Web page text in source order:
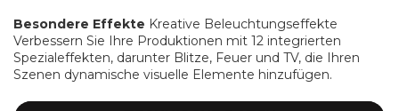
Besondere Effekte Kreative Beleuchtungseffekte
Verbessern Sie Ihre Produktionen mit 12 integrierten
Spezialeffekten, darunter Blitze, Feuer und TV, die Ihren
Szenen dynamische visuelle Elemente hinzufügen.